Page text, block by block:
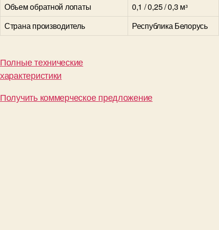
Объем обратной лопаты
0,1 / 0,25 / 0,3 мᶟ
Страна производитель
Республика Белорусь
Полные технические
характеристики
Получить коммерческое предложение